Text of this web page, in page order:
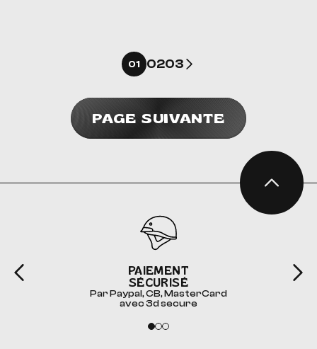
01 0203Suivant
PAGE SUIVANTE
PAIEMENT
SÉCURISÉ
Par Paypal, CB, MasterCard
avec 3d secure